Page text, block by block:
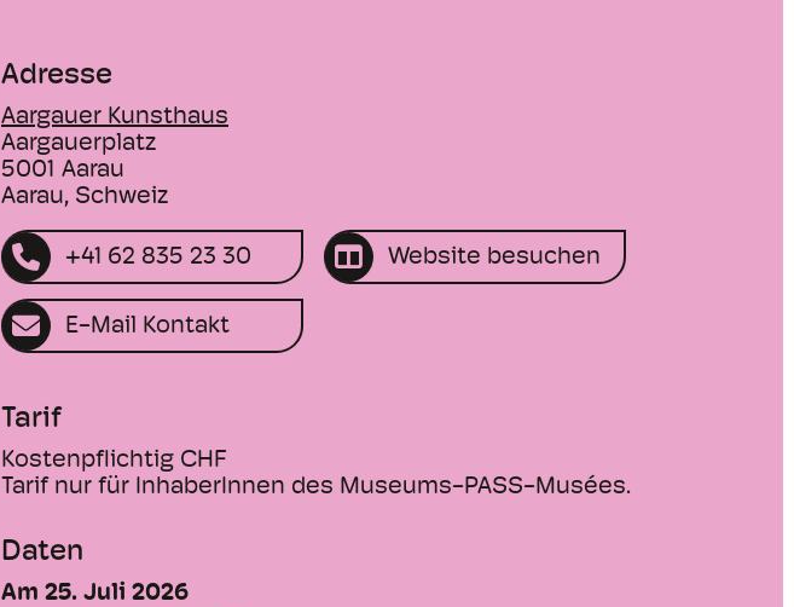
Adresse
Aargauer Kunsthaus
Aargauerplatz
5001 Aarau
Aarau, Schweiz
+41 62 835 23 30 Website besuchen
E-Mail Kontakt
Tarif
Kostenpflichtig CHF
Tarif nur für InhaberInnen des Museums-PASS-Musées.
Daten
Am 25. Juli 2026